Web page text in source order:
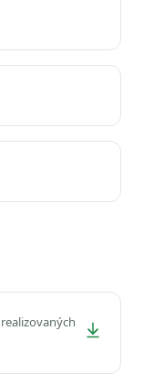
realizovaných